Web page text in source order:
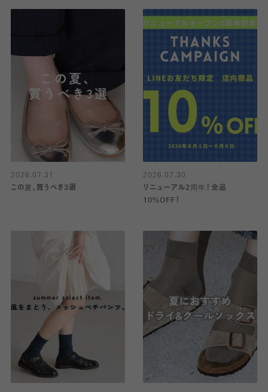
2026.07.31
この夏、買うべき3選
2026.07.30
リニューアル2周年！全品
10%OFF！